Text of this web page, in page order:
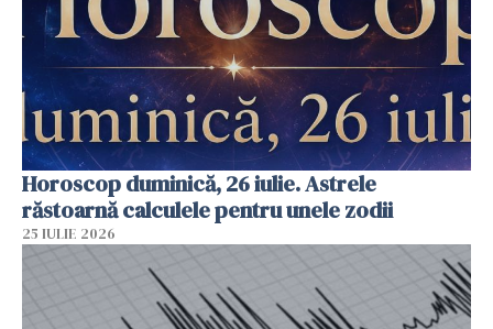
Horoscop duminică, 26 iulie. Astrele
răstoarnă calculele pentru unele zodii
25 IULIE 2026